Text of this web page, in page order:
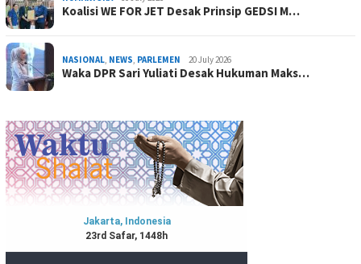
Koalisi WE FOR JET Desak Prinsip GEDSI M…
NASIONAL NEWS PARLEMEN 20 July 2026
Waka DPR Sari Yuliati Desak Hukuman Maks…